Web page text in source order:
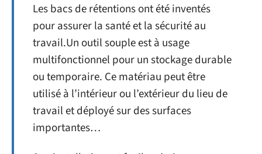
Les bacs de rétentions ont été inventés
pour assurer la santé et la sécurité au
travail.Un outil souple est à usage
multifonctionnel pour un stockage durable
ou temporaire. Ce matériau peut être
utilisé à l’intérieur ou l’extérieur du lieu de
travail et déployé sur des surfaces
importantes…